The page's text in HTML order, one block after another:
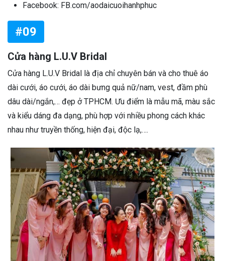
Facebook: FB.com/aodaicuoihanhphuc
#09
Cửa hàng L.U.V Bridal
Cửa hàng L.U.V Bridal là địa chỉ chuyên bán và cho thuê áo
dài cưới, áo cưới, áo dài bưng quả nữ/nam, vest, đầm phù
dâu dài/ngắn,… đẹp ở TPHCM. Ưu điểm là mẫu mã, màu sắc
và kiểu dáng đa dạng, phù hợp với nhiều phong cách khác
nhau như truyền thống, hiện đại, độc lạ,….